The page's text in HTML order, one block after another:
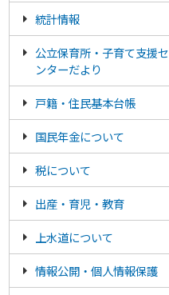
統計情報
公立保育所・子育て支援セ
ンターだより
戸籍・住民基本台帳
国民年金について
税について
出産・育児・教育
上水道について
情報公開・個人情報保護